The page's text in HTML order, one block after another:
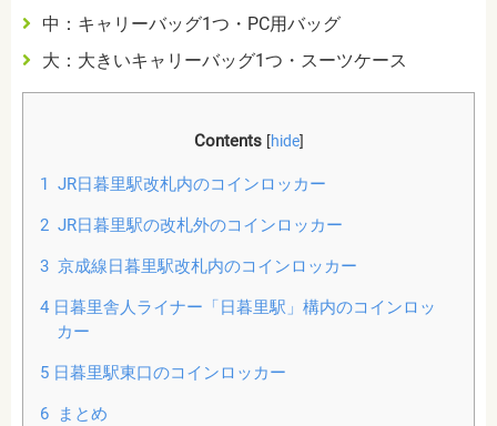
中：キャリーバッグ1つ・PC用バッグ
大：大きいキャリーバッグ1つ・スーツケース
Contents [hide]
1 JR日暮里駅改札内のコインロッカー
2JR日暮里駅の改札外のコインロッカー
3京成線日暮里駅改札内のコインロッカー
4日暮里舎人ライナー「日暮里駅」構内のコインロッ
カー
5日暮里駅東口のコインロッカー
6まとめ